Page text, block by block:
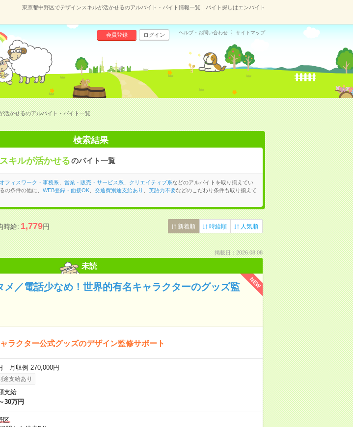
東京都中野区でデザインスキルが活かせるのアルバイト・バイト情報一覧｜バイト探しはエンバイト
会員登録 ログイン ヘルプ・お問い合わせ サイトマップ
活かせるのアルバイト・バイト一覧
検索結果
キルが活かせるのバイト一覧
オフィスワーク・事務系 営業・販売・サービス系 クリエイティブ系などのアルバイトを取り揃えてい
の条件の他に、 WEB登録・面接OK、 交通費別途支給あり 英語力不要などのこだわり条件も取り揃えて
時給:1,779円 新着順 時給順 人気順
掲載日：2026.08.08
未読
NEW
メ／電話少なめ！世界的有名キャラクターのグッズ監
ラクター公式グッズのデザイン監修サポート
月収例 270,000円
途支給あり
支給
30万円
区